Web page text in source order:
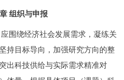
组织与申报
绕经济社会发展需求，凝练关
持目标导向，加强研究方向的整
出科技供给与实际需求精准对